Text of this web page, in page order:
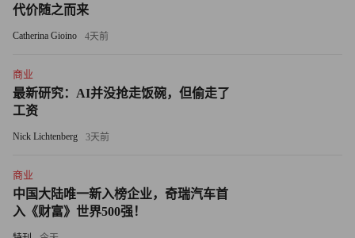
出，仅仅掌握专业技能远远不够。
们的建议是：培养批判性思维，学习专业技能，提高情商，
精通会议表达，提升沟通能力与书面写作技巧。做到这些，
你就不愁没有工作机会。”
达的稀缺性反而上升。拥有优秀的沟通能力，清晰地向同
事、上级、客户阐述想法和价值，有利于向外界展示自身实
代价随之而来
Catherina Gioino 4天前
商业
最新研究：AI并没抢走饭碗，但偷走了
工资
Nick Lichtenberg 3天前
商业
中国大陆唯一新入榜企业，奇瑞汽车首
入《财富》世界500强！